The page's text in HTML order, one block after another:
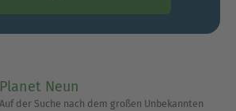
Planet Neun
Auf der Suche nach dem großen Unbekannten